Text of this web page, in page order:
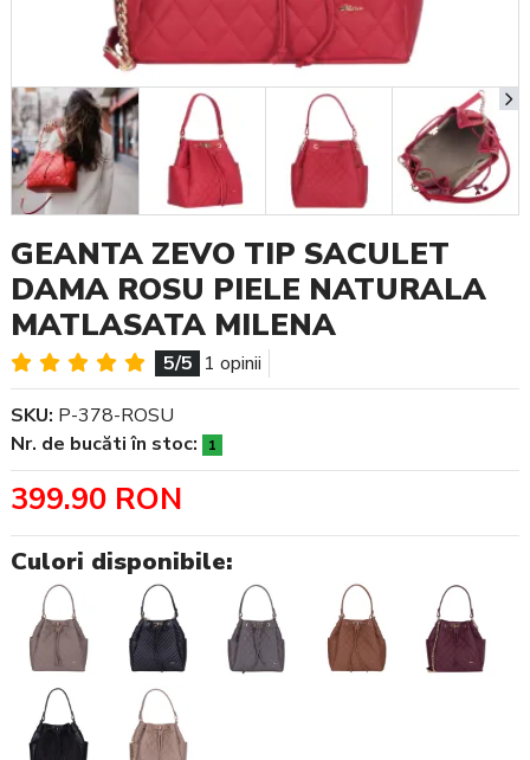
GEANTA ZEVO TIP SACULET
DAMA ROSU PIELE NATURALA
MATLASATA MILENA
Culori disponibile:
5/5 1 opinii
SKU: P-378-ROSU
Nr. de bucăti în stoc:
1
399.90 RON